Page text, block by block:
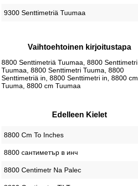
9300 Senttimetriä Tuumaa
Vaihtoehtoinen kirjoitustapa
8800 Senttimetriä Tuumaa, 8800 Senttimetri
Tuumaa, 8800 Senttimetri Tuuma, 8800
Senttimetriä in, 8800 Senttimetri in, 8800 cm
Tuuma, 8800 cm Tuumaa
Edelleen Kielet
‎8800 Cm To Inches
‎8800 сантиметър в инч
‎8800 Centimetr Na Palec